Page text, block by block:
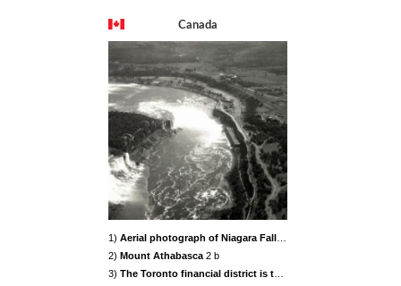
Canada
1) Aerial photograph of Niagara Falls, 1931
2) Mount Athabasca2 b
3) The Toronto financial district is the second largest financial centre in North America